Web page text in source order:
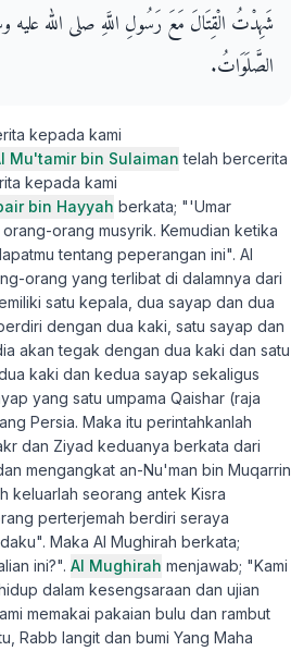
شَهِدْتُ الْقِتَالَ مَعَ رَسُولِ اللَّهِ صلى الله عليه
الصَّلَوَاتُ‏.‏
kepada kami
Mu'tamir bin Sulaiman telah bercerita
kepada kami
bin Hayyah berkata; "'Umar
orang musyrik. Kemudian ketika
tentang peperangan ini". Al
orang yang terlibat di dalamnya dari
satu kepala, dua sayap dan dua
dengan dua kaki, satu sayap dan
akan tegak dengan dua kaki dan satu
kaki dan kedua sayap sekaligus
yang satu umpama Qaishar (raja
Persia. Maka itu perintahkanlah
dan Ziyad keduanya berkata dari
mengangkat an-Nu'man bin Muqarrin
keluarlah seorang antek Kisra
perterjemah berdiri seraya
Maka Al Mughirah berkata;
ini?". Al Mughirah menjawab; "Kami
dalam kesengsaraan dan ujian
memakai pakaian bulu dan rambut
Rabb langit dan bumi Yang Maha